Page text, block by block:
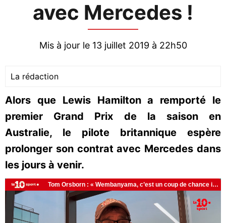
avec Mercedes !
Mis à jour le 13 juillet 2019 à 22h50
La rédaction
Alors que Lewis Hamilton a remporté le
premier Grand Prix de la saison en
Australie, le pilote britannique espère
prolonger son contrat avec Mercedes dans
les jours à venir.